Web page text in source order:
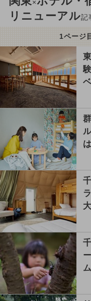
×
リニューアル記
1ページ